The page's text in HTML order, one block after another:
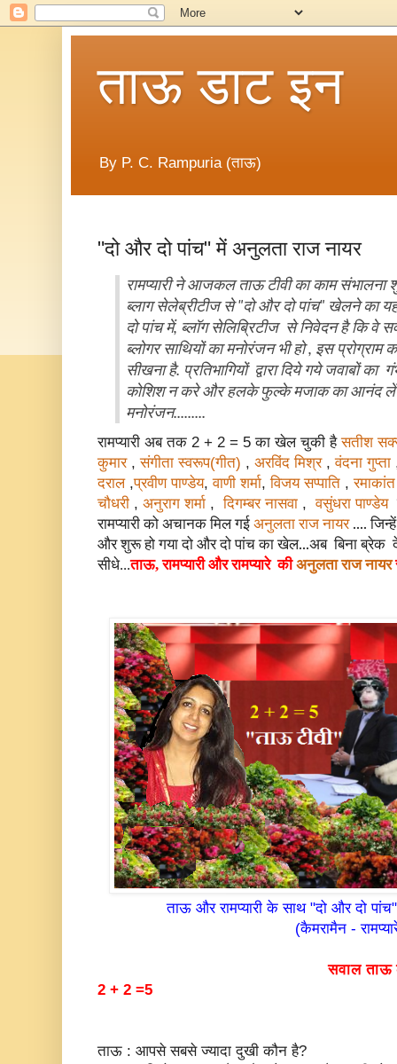
ताऊ डाट इन
By P. C. Rampuria (ताऊ)
"दो और दो पांच" में अनुलता राज नायर
रामप्यारी ने आजकल ताऊ टीवी का काम संभालना
ब्लाग सेलेब्रीटीज से "दो और दो पांच" खेलने का
दो पांच में, ब्लॉग सेलिब्रिटीज से निवेदन है कि
ब्लोगर साथियों का मनोरंजन भी हो , इस
सीखना है. प्रतिभागियों द्वारा दिये गये जवाबों का
कोशिश न करेऔर हलके फुल्के मजाक का आनंद लें
मनोरंजन.........
रामप्यारी अब तक 2 + 2 = 5 का खेल चुकी हैसतीश
कुमार,संगीता स्वरूप(गीत) , अरविंद मिश्र ,वंदना गुप्ता
दराल,प्रवीण पाण्डेय,वाणी शर्मा,विजय सप्पाति ,
चौधरी , अनुराग शर्मा ,दिगम्बर नासवा ,वसुंधरा पाण्डेय
रामप्यारी को अचानक मिल गई अनुलता राज नायर....
और शुरू हो गया दो और दो पांच का खेल...अब बिना ब्रेक
सीधे...ताऊ, रामप्यारी और रामप्यारे कीअनुलता राज नायर
ताऊ और रामप्यारी के साथ "दो और दो
(कैमरामैन -
सवाल ताऊ के
2 + 2 =5
ताऊ : आपसे सबसे ज्यादा दुखी कौन है?